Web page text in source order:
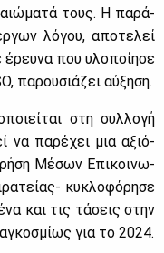
τους. Η πα­ρά­
λό­γου, απο­τε­λεί
που υλο­ποί­η­σε
πα­ρου­σιά­ζει αύ­ξη­ση.
στη συλ­λο­γή
να πα­ρέ­χει μια αξιό­
Μέ­σων Επι­κοι­νω­
κυ­κλο­φό­ρη­σε
και τις τά­σεις στην
για το 2024.